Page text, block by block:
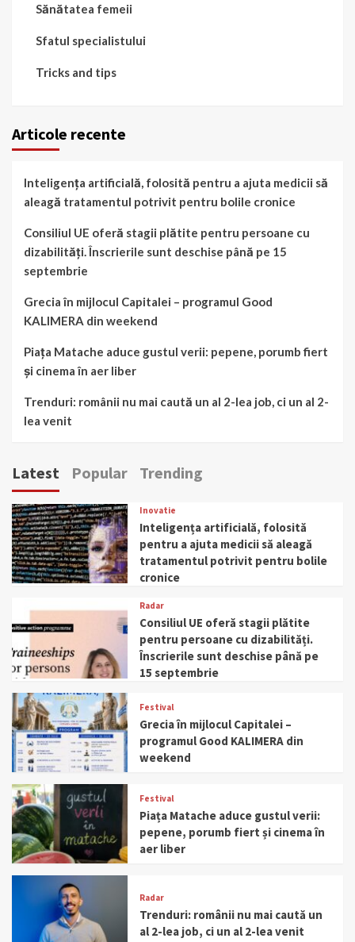
Sănătatea femeii
Sfatul specialistului
Tricks and tips
Articole recente
Inteligența artificială, folosită pentru a ajuta medicii să
aleagă tratamentul potrivit pentru bolile cronice
Consiliul UE oferă stagii plătite pentru persoane cu
dizabilități. Înscrierile sunt deschise până pe 15
septembrie
Grecia în mijlocul Capitalei – programul Good
KALIMERA din weekend
Piața Matache aduce gustul verii: pepene, porumb fiert
și cinema în aer liber
Trenduri: românii nu mai caută un al 2-lea job, ci un al 2-
lea venit
Latest Popular Trending
Inovatie
Inteligența artificială, folosită
pentru a ajuta medicii să aleagă
tratamentul potrivit pentru bolile
cronice
Radar
Consiliul UE oferă stagii plătite
pentru persoane cu dizabilități.
Înscrierile sunt deschise până pe
15 septembrie
Festival
Grecia în mijlocul Capitalei –
programul Good KALIMERA din
weekend
Festival
Piața Matache aduce gustul verii:
pepene, porumb fiert și cinema în
aer liber
Radar
Trenduri: românii nu mai caută un
al 2-lea job, ci un al 2-lea venit